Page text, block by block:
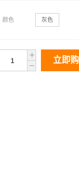
颜色 灰色
立即